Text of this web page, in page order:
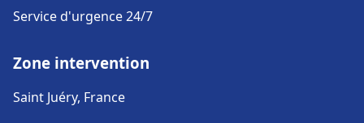
Service d'urgence 24/7
Zone intervention
Saint Juéry, France